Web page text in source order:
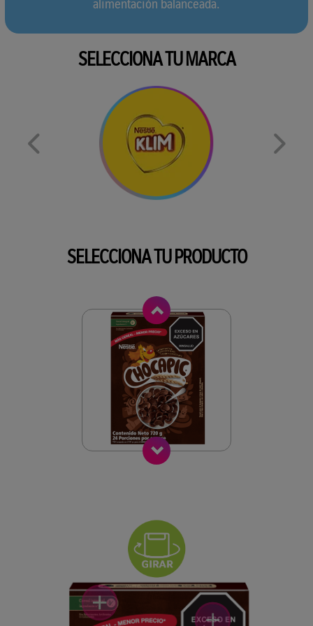
SELECCIONA TU MARCA
SELECCIONA TU PRODUCTO
Anterior
Siguiente
+
+